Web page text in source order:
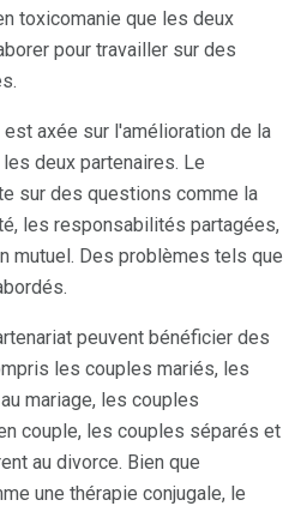
toxicomanie que les deux
pour travailler sur des
axée sur l'amélioration de la
deux partenaires. Le
sur des questions comme la
les responsabilités partagées,
mutuel. Des problèmes tels que
peuvent bénéficier des
les couples mariés, les
mariage, les couples
couple, les couples séparés et
au divorce. Bien que
une thérapie conjugale, le